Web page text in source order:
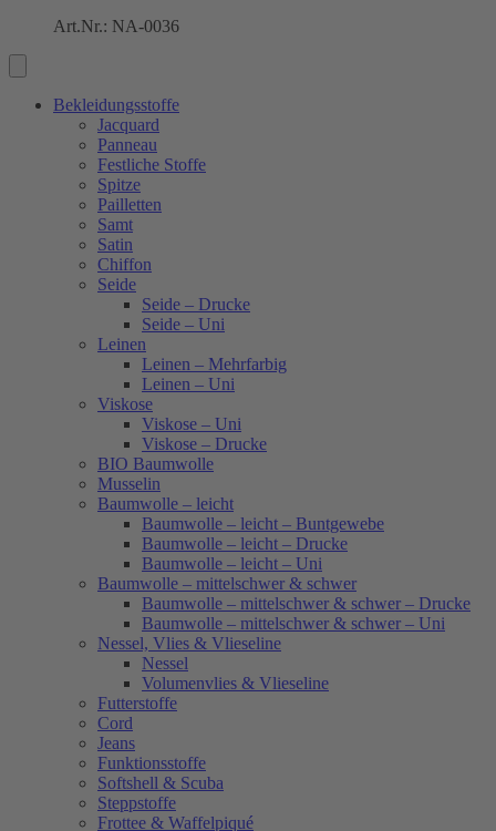
Art.Nr.: NA-0036
Bekleidungsstoffe
Jacquard
Panneau
Festliche Stoffe
Spitze
Pailletten
Samt
Satin
Chiffon
Seide
Seide – Drucke
Seide – Uni
Leinen
Leinen – Mehrfarbig
Leinen – Uni
Viskose
Viskose – Uni
Viskose – Drucke
BIO Baumwolle
Musselin
Baumwolle – leicht
Baumwolle – leicht – Buntgewebe
Baumwolle – leicht – Drucke
Baumwolle – leicht – Uni
Baumwolle – mittelschwer & schwer
Baumwolle – mittelschwer & schwer – Drucke
Baumwolle – mittelschwer & schwer – Uni
Nessel, Vlies & Vlieseline
Nessel
Volumenvlies & Vlieseline
Futterstoffe
Cord
Jeans
Funktionsstoffe
Softshell & Scuba
Steppstoffe
Frottee & Waffelpiqué